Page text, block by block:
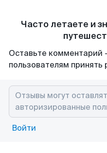
Часто летаете и
Оставьте комментарий
пользователям принять
Войти